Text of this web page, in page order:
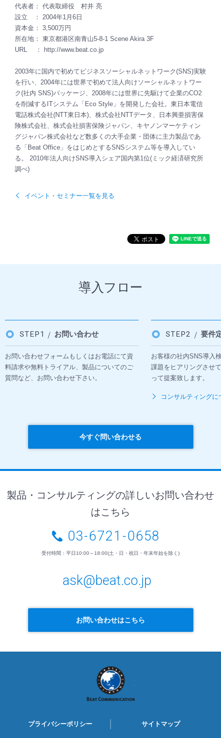
代表者： 代表取締役 村井 亮
設立 ： 2004年1月6日
資本金： 3,500万円
所在地： 東京都港区南青山5-8-1 Scene Akira 3F
URL ： http://www.beat.co.jp
2003年に国内で初めてビジネスソーシャルネットワーク(SNS)実験
を行い、2004年には世界で初めて法人向けソーシャルネットワー
ク(社内 SNS)パッケージ、2008年には世界に先駆けて企業のCO2
を削減するITシステム「Eco Style」を開発した会社。東日本電信
電話株式会社(NTT東日本)、株式会社NTTデータ、日本興亜損害保
険株式会社、株式会社損害保険ジャパン、キヤノンマーケティン
グジャパン株式会社など数多くの大手企業・団体に主力製品であ
る「Beat Office」をはじめとするSNSシステム等を導入してい
る。 2010年法人向けSNS導入シェア国内第1位(ミック経済研究所
調べ)
イベント・セミナー一覧を見る
導入フロー
STEP1 お問い合わせ
お問い合わせフォームもしくはお電話にて資
料請求や無料トライアル、製品についてのご
質問など、お問い合わせ下さい。
STEP2 要件
お客様の社内SNS導入
課題をヒアリングさせ
って提案致します。
コンサルティングに
今すぐ問い合わせる
製品・コンサルティングの詳しいお問い合わせ
はこちら
03-6721-0658
受付時間：平日10:00～18:00(土・日・祝日・年末年始を除く)
ask@beat.co.jp
お問い合わせはこちら
BEAT
COMMUNICATION
プライバシーポリシー サイトマップ